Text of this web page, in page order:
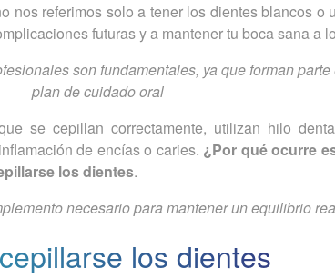
nos referimos solo a tener los dientes blancos o
futuras y a mantener tu boca sana a
son fundamentales, ya que forman
plan de cuidado oral
se cepillan correctamente, utilizan hilo
de encías o caries. ¿Por qué ocurre
los dientes.
necesario para mantener un equilibrio
los dientes